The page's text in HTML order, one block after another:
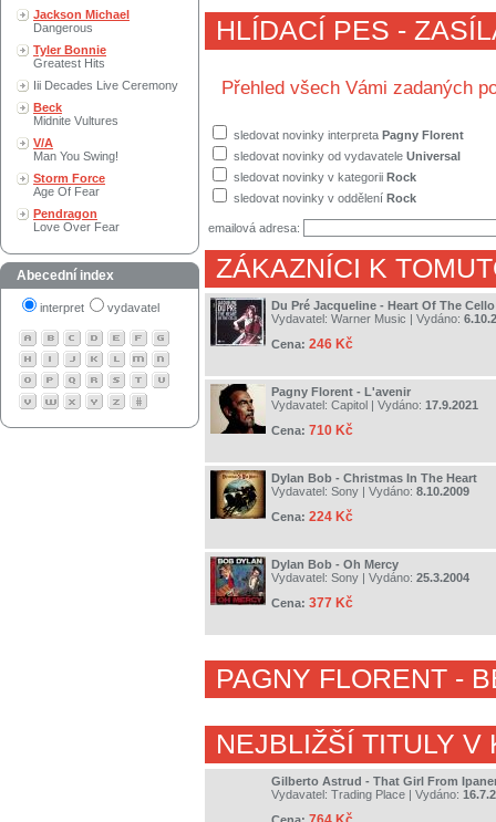
Jackson Michael
Dangerous
Tyler Bonnie
Greatest Hits
Iii Decades Live Ceremony
Beck
Midnite Vultures
V/A
Man You Swing!
Storm Force
Age Of Fear
Pendragon
Love Over Fear
Abecední index
interpret vydavatel
HLÍDACÍ PES -
Přehled všech Vámi zadaných
sledovat novinky interpreta Pagny Florent
sledovat novinky od vydavatele Universal
sledovat novinky v kategorii Rock
sledovat novinky v oddělení Rock
emailová adresa:
ZÁKAZNÍCI K
Du Pré Jacqueline - Heart Of The Cello
Vydavatel: Warner Music | Vydáno:
Cena: 246 Kč
Pagny Florent - L'avenir
Vydavatel: Capitol | Vydáno: 17.9.2021
Cena: 710 Kč
Dylan Bob - Christmas In The Heart
Vydavatel: Sony | Vydáno: 8.10.2009
Cena: 224 Kč
Dylan Bob - Oh Mercy
Vydavatel: Sony | Vydáno: 25.3.2004
Cena: 377 Kč
PAGNY FLORENT -
NEJBLIŽŠÍ TITULY V
Gilberto Astrud - That Girl From
Vydavatel: Trading Place | Vydáno: